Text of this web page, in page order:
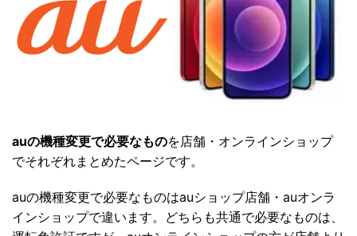
auの機種変更で必要なものを店舗・オンラインショップ
でそれぞれまとめたページです。
auの機種変更で必要なものはauショップ店舗・auオンラ
インショップで違います。どちらも共通で必要なものは、